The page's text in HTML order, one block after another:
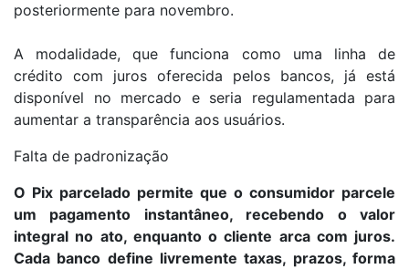
posteriormente para novembro.
A modalidade, que funciona como uma linha de
crédito com juros oferecida pelos bancos, já está
disponível no mercado e seria regulamentada para
aumentar a transparência aos usuários.
Falta de padronização
O Pix parcelado permite que o consumidor parcele
um pagamento instantâneo, recebendo o valor
integral no ato, enquanto o cliente arca com juros.
Cada banco define livremente taxas, prazos, forma